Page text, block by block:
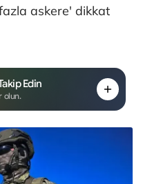
askere' dikkat
Edin
olun.